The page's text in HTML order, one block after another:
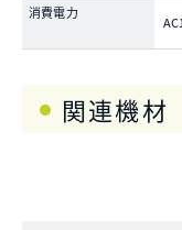
消費電力
関連機材